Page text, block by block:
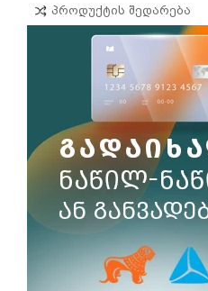
Პროდუქტის Შედარება